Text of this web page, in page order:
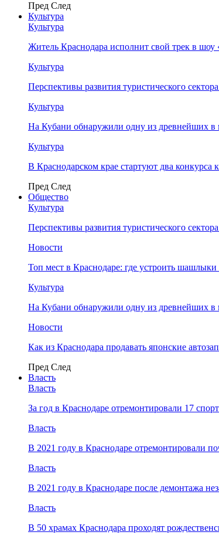
Пред След
Культура
Культура
Житель Краснодара исполнит свой трек в
Культура
Перспективы развития туристического
Культура
На Кубани обнаружили одну из древнейших в
Культура
В Краснодарском крае стартуют два
Пред След
Общество
Культура
Перспективы развития туристического
Новости
Топ мест в Краснодаре: где устроить шашлыки
Культура
На Кубани обнаружили одну из древнейших в
Новости
Как из Краснодара продавать японские
Пред След
Власть
Власть
За год в Краснодаре отремонтировали 17
Власть
В 2021 году в Краснодаре отремонтировали
Власть
В 2021 году в Краснодаре после демонтажа
Власть
В 50 храмах Краснодара проходят